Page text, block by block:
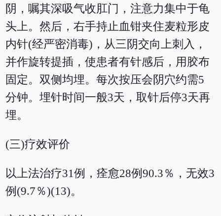
阴，嘱其深吸气收肛门，注意力集中于龟
头上。然后，右手持止血钳夹住麦粒形皮
内针(经严密消毒)，从三阴交向上刺入，
并作旋转提插，使患者有针感后，用胶布
固定。双侧均埋。每次按压会阴穴约需5
分钟。埋针时间一般3天，取针后停3天再
埋。
(三)疗效评价
以上法治疗31例，痊愈28例90.3％，无效3
例(9.7％)(13)。